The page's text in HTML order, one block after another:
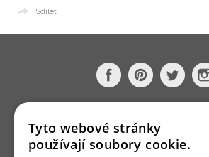
Sdílet
Bydlo programy
Tyto webové stránky
používají soubory cookie.